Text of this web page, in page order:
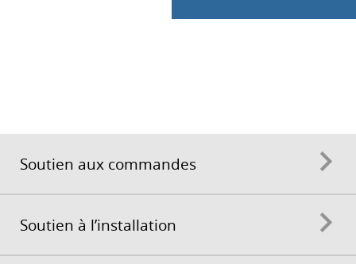
Soutien aux commandes
Soutien à l’installation